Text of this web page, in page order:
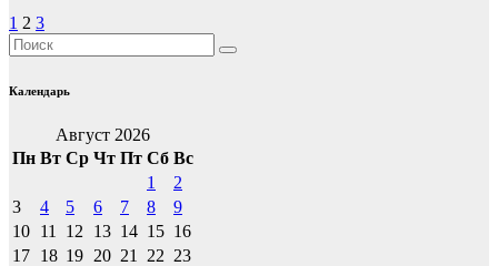
1 2 3
Календарь
Август 2026
Пн Вт Ср Чт Пт Сб Вс
1
2
3
4 5 6 7 8
9
10 11 12 13 14 15 16
17 18 19 20 21 22 23